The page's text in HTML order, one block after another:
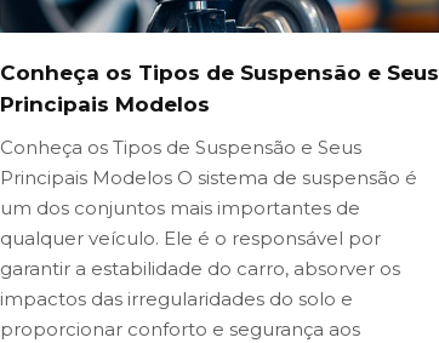
Conheça os Tipos de Suspensão e Seus
Principais Modelos
Conheça os Tipos de Suspensão e Seus
Principais Modelos O sistema de suspensão é
um dos conjuntos mais importantes de
qualquer veículo. Ele é o responsável por
garantir a estabilidade do carro, absorver os
impactos das irregularidades do solo e
proporcionar conforto e segurança aos